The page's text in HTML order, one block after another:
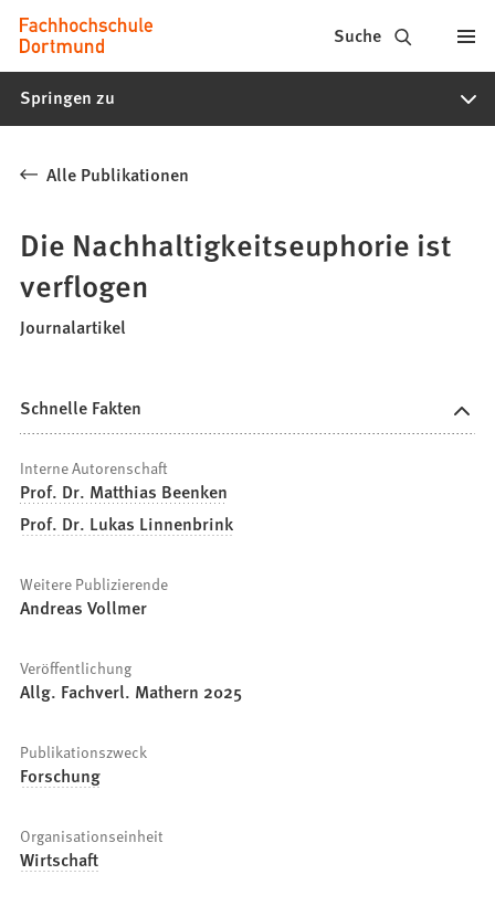
Inhalt anspringen
Fachhochschule
Dortmund
-
Studiengänge,
Bewerbung
Suche
Springen zu
Alle Publikationen
Die Nachhaltigkeitseuphorie ist
verflogen
Journalartikel
Schnelle Fakten
Interne Autorenschaft
Prof. Dr. Matthias Beenken
Prof. Dr. Lukas Linnenbrink
Weitere Publizierende
Andreas Vollmer
Veröffentlichung
Allg. Fachverl. Mathern 2025
Publikationszweck
Forschung
Organisationseinheit
Wirtschaft